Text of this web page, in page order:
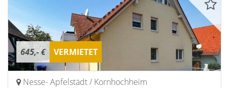
645,- € VERMIETET
Nesse- Apfelstädt / Kornhochheim